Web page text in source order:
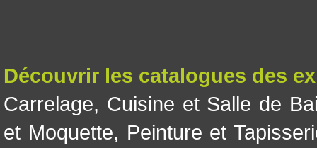
Découvrir les catalogues des
Carrelage, Cuisine et Salle de
et Moquette, Peinture et